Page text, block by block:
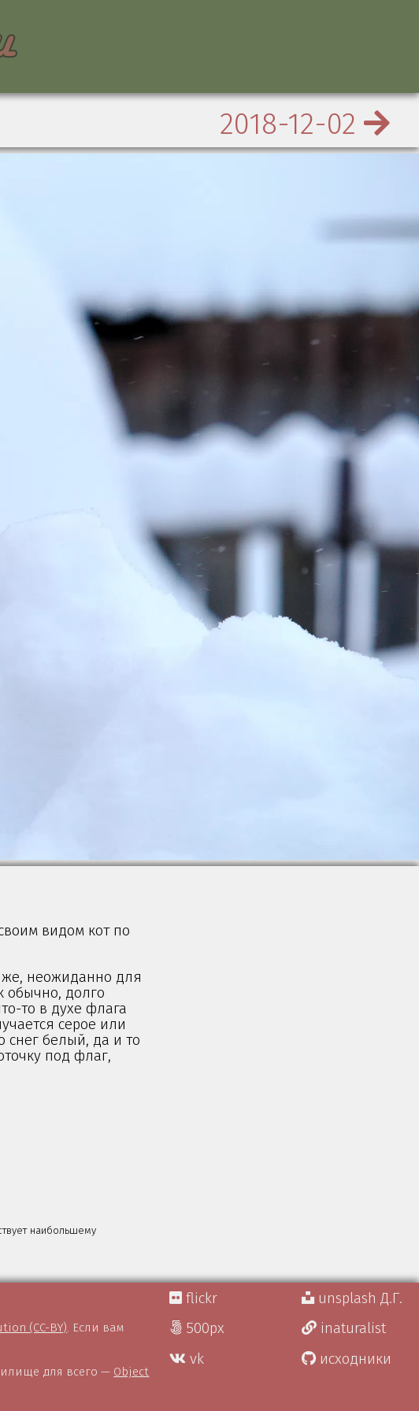
2018-12-02
видом кот по
же, неожиданно для
обычно, долго
то в духе флага
серое или
снег белый, да и то
под флаг,
наибольшему
(CC-BY). Если вам
для всего — Object
flickr
500px
vk
unsplash Д.Г.
inaturalist
исходники